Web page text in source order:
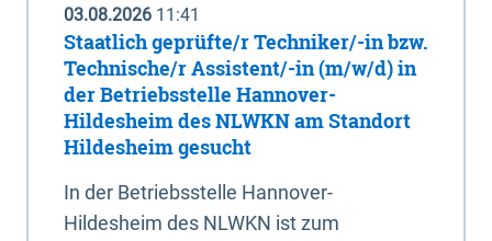
03.08.2026 11:41
Staatlich geprüfte/r Techniker/-in bzw.
Technische/r Assistent/-in (m/w/d) in
der Betriebsstelle Hannover-
Hildesheim des NLWKN am Standort
Hildesheim gesucht
In der Betriebsstelle Hannover-
Hildesheim des NLWKN ist zum